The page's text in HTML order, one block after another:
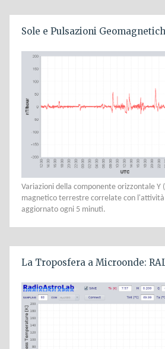
Sole e Pulsazioni
Variazioni della componente orizzontale Y
magnetico terrestre correlate con
aggiornato ogni 5 minuti.
La Troposfera a Microonde: